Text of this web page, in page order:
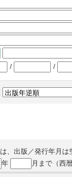
/ /
、出版／発行年月は
年 月まで（西